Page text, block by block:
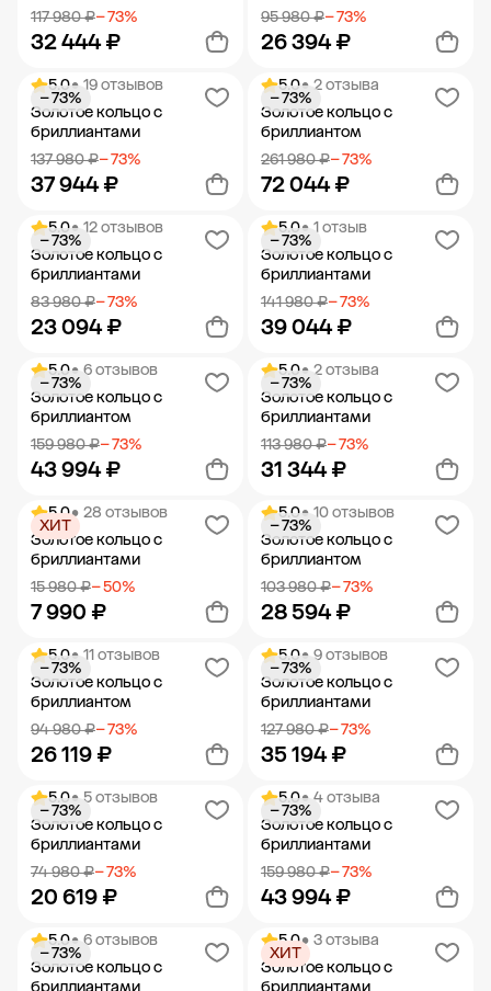
117 980 ₽− 73%
32 444 ₽
Добавить в корзину
95 980 ₽− 73%
26 394 ₽
Добавить в корзину
5.0• 19 отзывов
Золотое кольцо с
бриллиантами
137 980 ₽− 73%
37 944 ₽
− 73%
Добавить в корзину
5.0• 2 отзыва
Золотое кольцо с
бриллиантом
261 980 ₽− 73%
72 044 ₽
− 73%
Добавить в корзину
5.0• 12 отзывов
Золотое кольцо с
бриллиантами
83 980 ₽− 73%
23 094 ₽
− 73%
Добавить в корзину
5.0• 1 отзыв
Золотое кольцо с
бриллиантами
141 980 ₽− 73%
39 044 ₽
− 73%
Добавить в корзину
5.0• 6 отзывов
Золотое кольцо с
бриллиантом
159 980 ₽− 73%
43 994 ₽
− 73%
Добавить в корзину
5.0• 2 отзыва
Золотое кольцо с
бриллиантами
113 980 ₽− 73%
31 344 ₽
− 73%
Добавить в корзину
5.0• 28 отзывов
Золотое кольцо с
бриллиантами
15 980 ₽− 50%
7 990 ₽
ХИТ
Добавить в корзину
5.0• 10 отзывов
Золотое кольцо с
бриллиантом
103 980 ₽− 73%
28 594 ₽
− 73%
Добавить в корзину
5.0• 11 отзывов
Золотое кольцо с
бриллиантом
94 980 ₽− 73%
26 119 ₽
− 73%
Добавить в корзину
5.0• 9 отзывов
Золотое кольцо с
бриллиантами
127 980 ₽− 73%
35 194 ₽
− 73%
Добавить в корзину
5.0• 5 отзывов
Золотое кольцо с
бриллиантами
74 980 ₽− 73%
20 619 ₽
− 73%
Добавить в корзину
5.0• 4 отзыва
Золотое кольцо с
бриллиантами
159 980 ₽− 73%
43 994 ₽
− 73%
Добавить в корзину
5.0• 6 отзывов
Золотое кольцо с
бриллиантами
− 73%
5.0• 3 отзыва
Золотое кольцо с
бриллиантами
ХИТ